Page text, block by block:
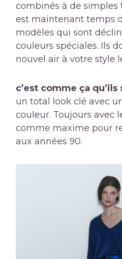
combinés à de simples
est maintenant temps
modèles qui sont
couleurs spéciales. Ils
nouvel air à votre style
c’est comme ça qu’ils
un total look clé avec
couleur. Toujours avec
comme maxime pour
aux années 90.